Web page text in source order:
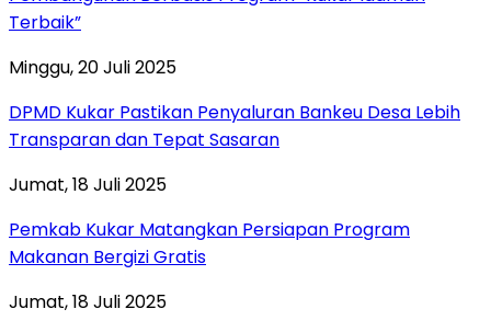
Terbaik”
Minggu, 20 Juli 2025
DPMD Kukar Pastikan Penyaluran Bankeu Desa Lebih
Transparan dan Tepat Sasaran
Jumat, 18 Juli 2025
Pemkab Kukar Matangkan Persiapan Program
Makanan Bergizi Gratis
Jumat, 18 Juli 2025